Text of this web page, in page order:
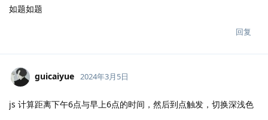
如题如题
回复
guicaiyue 2024年3月5日
js 计算距离下午6点与早上6点的时间，然后到点触发，切换深浅色